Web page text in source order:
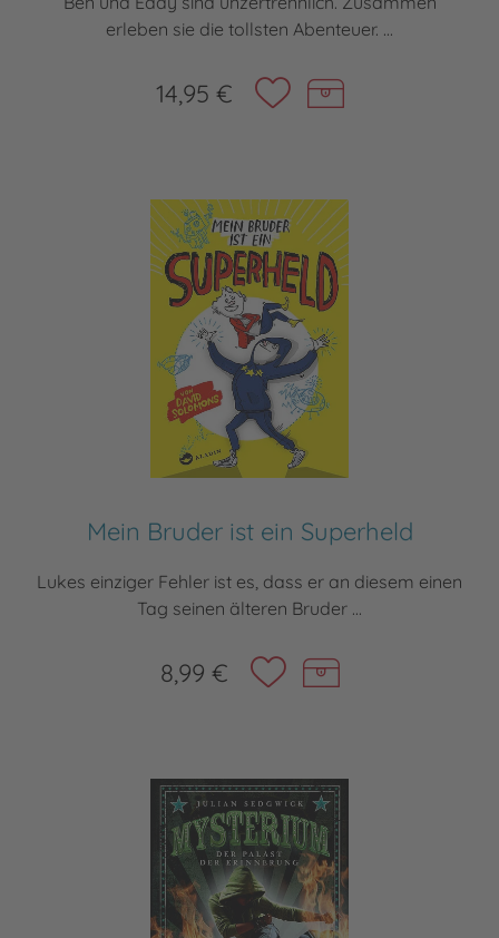
erleben sie die tollsten Abenteuer. ...
14,95 €
Mein Bruder ist ein Superheld
Lukes einziger Fehler ist es, dass er an diesem einen
Tag seinen älteren Bruder ...
8,99 €